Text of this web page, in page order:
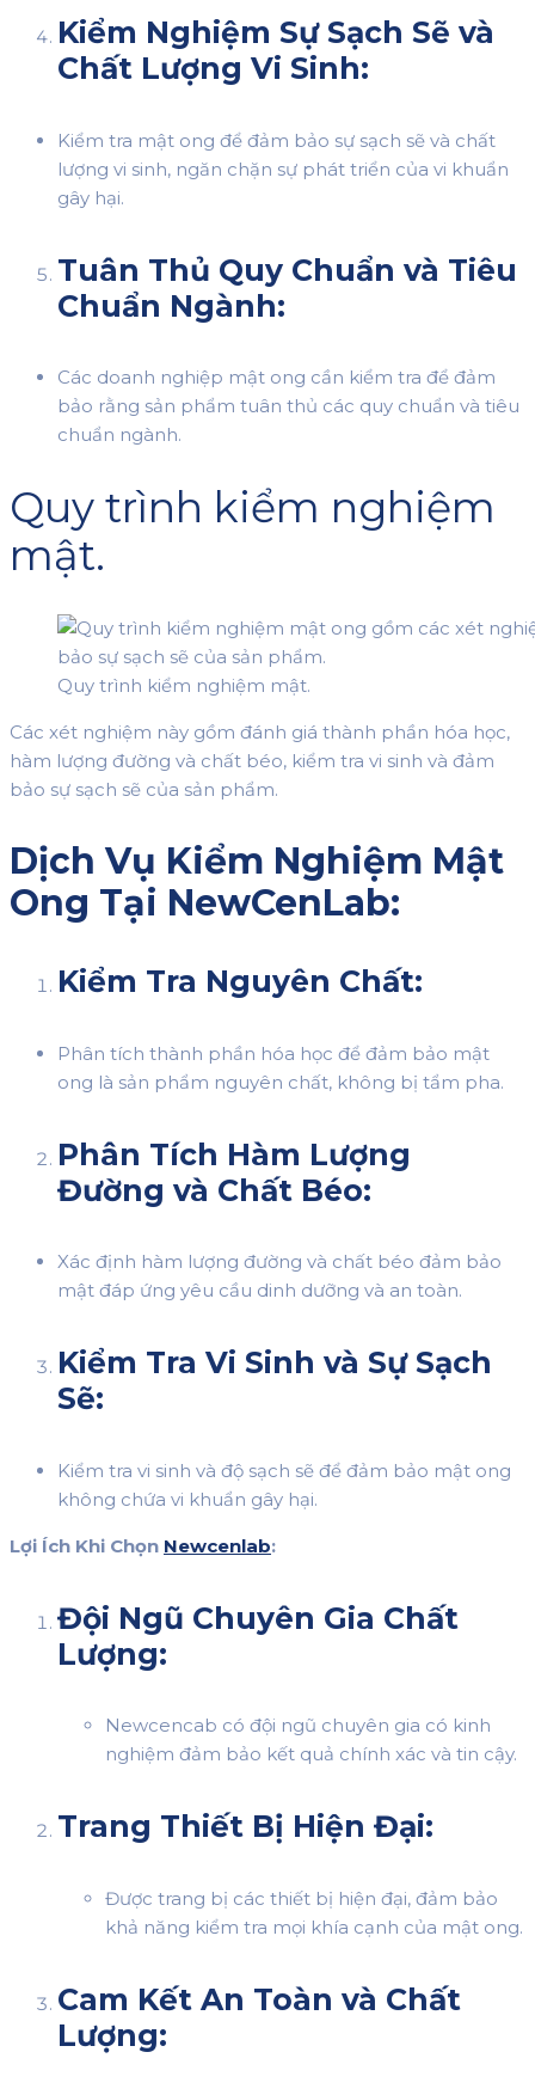
Kiểm Nghiệm Sự Sạch Sẽ và
Chất Lượng Vi Sinh:
Kiểm tra mật ong để đảm bảo sự sạch sẽ và chất
lượng vi sinh, ngăn chặn sự phát triển của vi khuẩn
gây hại.
Tuân Thủ Quy Chuẩn và Tiêu
Chuẩn Ngành:
Các doanh nghiệp mật ong cần kiểm tra để đảm
bảo rằng sản phẩm tuân thủ các quy chuẩn và tiêu
chuẩn ngành.
Quy trình kiểm nghiệm
mật.
Quy trình kiểm nghiệm mật.
Các xét nghiệm này gồm đánh giá thành phần hóa học,
hàm lượng đường và chất béo, kiểm tra vi sinh và đảm
bảo sự sạch sẽ của sản phẩm.
Dịch Vụ Kiểm Nghiệm Mật
Ong Tại NewCenLab:
Kiểm Tra Nguyên Chất:
Phân tích thành phần hóa học để đảm bảo mật
ong là sản phẩm nguyên chất, không bị tẩm pha.
Phân Tích Hàm Lượng
Đường và Chất Béo:
Xác định hàm lượng đường và chất béo đảm bảo
mật đáp ứng yêu cầu dinh dưỡng và an toàn.
Kiểm Tra Vi Sinh và Sự Sạch
Sẽ:
Kiểm tra vi sinh và độ sạch sẽ để đảm bảo mật ong
không chứa vi khuẩn gây hại.
Lợi Ích Khi Chọn Newcenlab:
Đội Ngũ Chuyên Gia Chất
Lượng:
Newcencab có đội ngũ chuyên gia có kinh
nghiệm đảm bảo kết quả chính xác và tin cậy.
Trang Thiết Bị Hiện Đại:
Được trang bị các thiết bị hiện đại, đảm bảo
khả năng kiểm tra mọi khía cạnh của mật ong.
Cam Kết An Toàn và Chất
Lượng: